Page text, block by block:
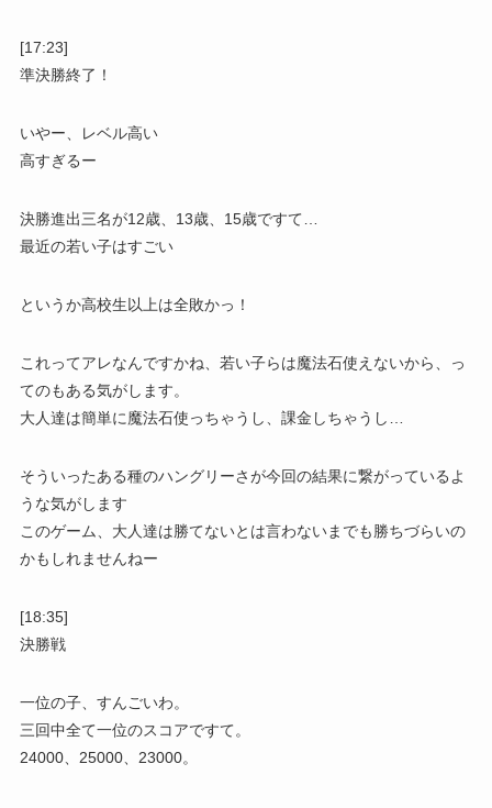
[17:23]
準決勝終了！
いやー、レベル高い
高すぎるー
決勝進出三名が12歳、13歳、15歳ですて…
最近の若い子はすごい
というか高校生以上は全敗かっ！
これってアレなんですかね、若い子らは魔法石使えないから、っ
てのもある気がします。
大人達は簡単に魔法石使っちゃうし、課金しちゃうし…
そういったある種のハングリーさが今回の結果に繋がっているよ
うな気がします
このゲーム、大人達は勝てないとは言わないまでも勝ちづらいの
かもしれませんねー
[18:35]
決勝戦
一位の子、すんごいわ。
三回中全て一位のスコアですて。
24000、25000、23000。